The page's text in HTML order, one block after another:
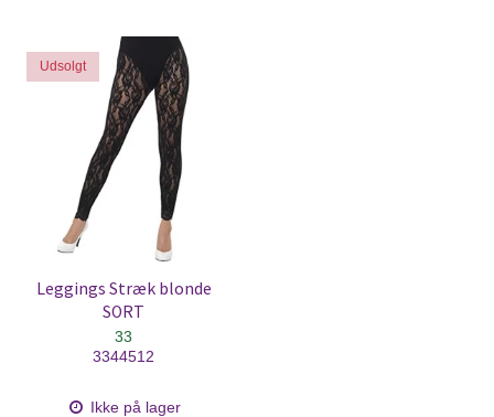
Udsolgt
Leggings Stræk blonde
SORT
33
3344512
Ikke på lager